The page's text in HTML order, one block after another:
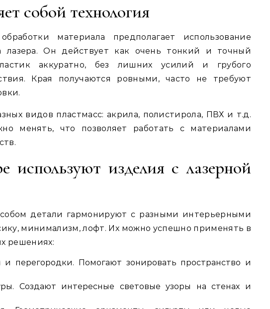
собой технология
материала предполагает использование
лазера. Он действует как очень тонкий и точный
аккуратно, без лишних усилий и грубого
Края получаются ровными, часто не требуют
видов пластмасс: акрила, полистирола, ПВХ и т.д.
менять, что позволяет работать с материалами
используют изделия с лазерной
детали гармонируют с разными интерьерными
минимализм, лофт. Их можно успешно применять в
решениях:
перегородки. Помогают зонировать пространство и
Создают интересные световые узоры на стенах и